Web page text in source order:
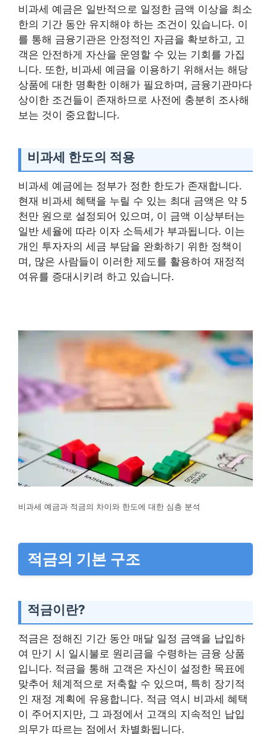
비과세 예금은 일반적으로 일정한 금액 이상을 최소
한의 기간 동안 유지해야 하는 조건이 있습니다. 이
를 통해 금융기관은 안정적인 자금을 확보하고, 고
객은 안전하게 자산을 운영할 수 있는 기회를 가집
니다. 또한, 비과세 예금을 이용하기 위해서는 해당
상품에 대한 명확한 이해가 필요하며, 금융기관마다
상이한 조건들이 존재하므로 사전에 충분히 조사해
보는 것이 중요합니다.
비과세 한도의 적용
비과세 예금에는 정부가 정한 한도가 존재합니다.
현재 비과세 혜택을 누릴 수 있는 최대 금액은 약 5
천만 원으로 설정되어 있으며, 이 금액 이상부터는
일반 세율에 따라 이자 소득세가 부과됩니다. 이는
개인 투자자의 세금 부담을 완화하기 위한 정책이
며, 많은 사람들이 이러한 제도를 활용하여 재정적
여유를 증대시키려 하고 있습니다.
비과세 예금과 적금의 차이와 한도에 대한 심층 분석
적금의 기본 구조
적금이란?
적금은 정해진 기간 동안 매달 일정 금액을 납입하
여 만기 시 일시불로 원리금을 수령하는 금융 상품
입니다. 적금을 통해 고객은 자신이 설정한 목표에
맞추어 체계적으로 저축할 수 있으며, 특히 장기적
인 재정 계획에 유용합니다. 적금 역시 비과세 혜택
이 주어지지만, 그 과정에서 고객의 지속적인 납입
의무가 따르는 점에서 차별화됩니다.